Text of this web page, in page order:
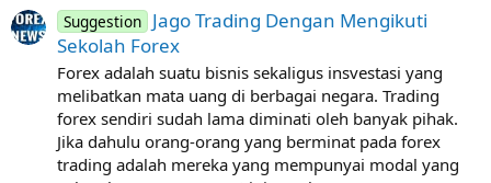
Suggestion Jago Trading Dengan Mengikuti
Sekolah Forex
Forex adalah suatu bisnis sekaligus insvestasi yang
melibatkan mata uang di berbagai negara. Trading
forex sendiri sudah lama diminati oleh banyak pihak.
Jika dahulu orang-orang yang berminat pada forex
trading adalah mereka yang mempunyai modal yang